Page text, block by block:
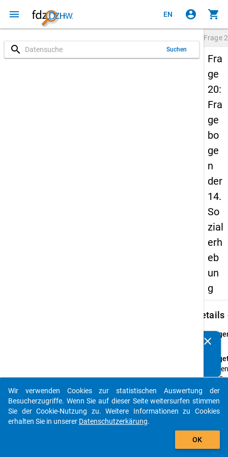
menu EN account_circle shopping_cart
search Suchen
Frage
Fra
ge
20:
Fra
ge
bo
ge
n
der
14.
So
zial
erh
eb
un
g
Details
20
vor
clear
auto_stories
add_shopping_cart
Wir verwenden Cookies zur statistischen Auswertung der
Besucherzugriffe. Wenn Sie auf dieser Seite weitersurfen stimmen
Sie der Cookie-Nutzung zu. Weitere Informationen zu Cookies
erhalten Sie in unserer Datenschutzerkärung.
OK